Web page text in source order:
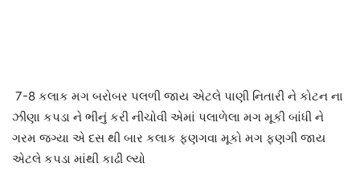
7-8 કલાક મગ બરોબર પલળી જાય એટલે પાણી નિતારી ને કોટન ના
ઝીણા કપડા ને ભીનું કરી નીચોવી એમાં પલાળેલા મગ મૂકી બાંધી ને
ગરમ જગ્યા એ દસ થી બાર કલાક ફણગવા મૂકો મગ ફણગી જાય
એટલે કપડા માંથી કાઢી લ્યો